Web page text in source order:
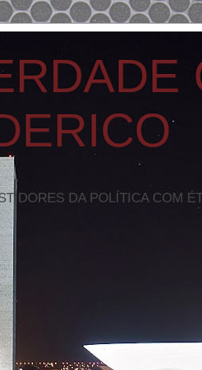
DA POLÍTICA COM